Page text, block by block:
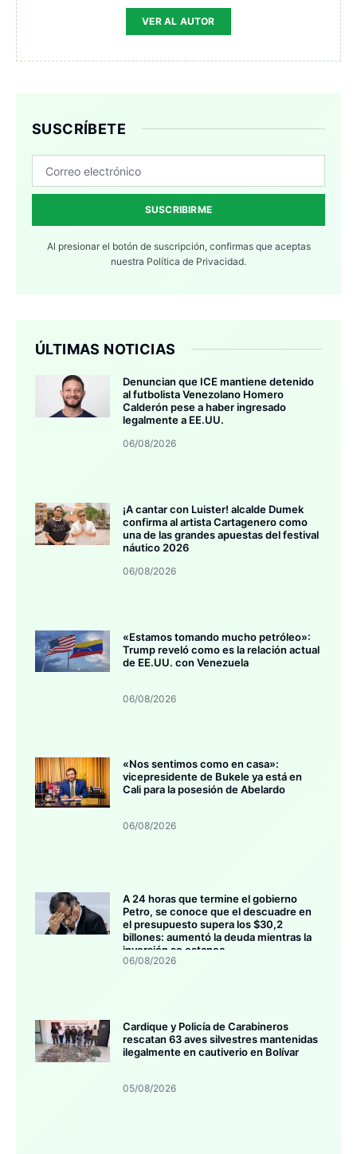
VER AL AUTOR
SUSCRÍBETE
SUSCRIBIRME
Al presionar el botón de suscripción, confirmas que aceptas
nuestra Política de Privacidad.
ÚLTIMAS NOTICIAS
Denuncian que ICE mantiene detenido
al futbolista Venezolano Homero
Calderón pese a haber ingresado
legalmente a EE.UU.
06/08/2026
¡A cantar con Luister! alcalde Dumek
confirma al artista Cartagenero como
una de las grandes apuestas del festival
náutico 2026
06/08/2026
«Estamos tomando mucho petróleo»:
Trump reveló como es la relación actual
de EE.UU. con Venezuela
06/08/2026
«Nos sentimos como en casa»:
vicepresidente de Bukele ya está en
Cali para la posesión de Abelardo
06/08/2026
A 24 horas que termine el gobierno
Petro, se conoce que el descuadre en
el presupuesto supera los $30,2
billones: aumentó la deuda mientras la
inversión se estanca
06/08/2026
Cardique y Policía de Carabineros
rescatan 63 aves silvestres mantenidas
ilegalmente en cautiverio en Bolívar
05/08/2026